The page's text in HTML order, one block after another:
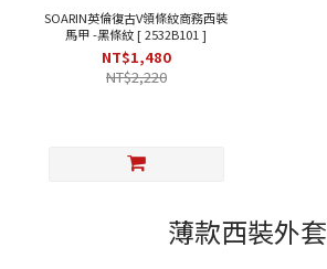
SOARIN英倫復古V領條紋商務西裝
馬甲 -黑條紋 [ 2532B101 ]
NT$1,480
NT$2,220
薄款西裝外套